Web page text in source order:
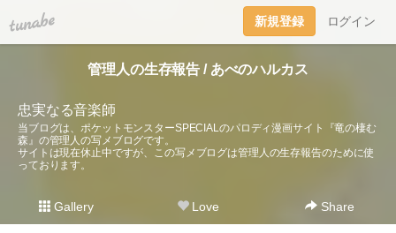
tuna.be 新規登録 ログイン
管理人の生存報告 / あべのハルカス
忠実なる音楽師
当ブログは、ポケットモンスターSPECIALのパロディ漫画サイト『竜の棲む
森』の管理人の写メブログです。
サイトは現在休止中ですが、この写メブログは管理人の生存報告のために使
っております。
Gallery Love Share